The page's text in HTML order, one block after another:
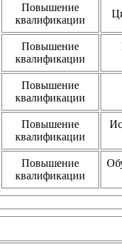
Повышение
квалификации
Повышение
квалификации
Повышение
квалификации
Повышение
квалификации
Повышение
квалификации